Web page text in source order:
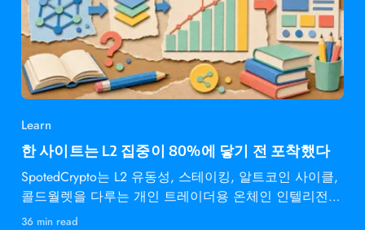
Learn
한 사이트는 L2 집중이 80%에 닿기 전 포착했다
SpotedCrypto는 L2 유동성, 스테이킹, 알트코인 사이클,
콜드월렛을 다루는 개인 트레이더용 온체인 인텔리전스
다.
36 min read